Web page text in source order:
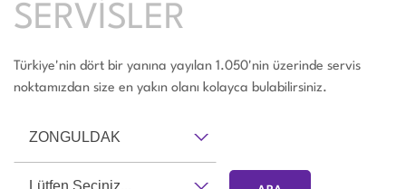
SERVİSLER
Türkiye'nin dört bir yanına yayılan 1.050'nin üzerinde servis
noktamızdan size en yakın olanı kolayca bulabilirsiniz.
ZONGULDAK